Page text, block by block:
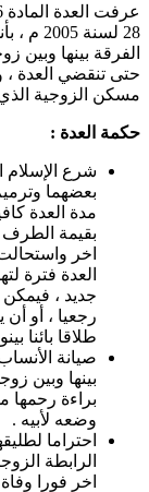
28
الفرقة بينها وبين
حتى تنقضي العدة
مسكن الزوجية
حكمة العدة :
شرع الإسلام
بعضهما
مدة العدة
بقيمة الطرف
اخر
العدة فترة
جديد ، فيمكن
رجعيا ، أو
طلاقا بائنا
صيانة
بينها وبين
براءة
وضعه لأبيه .
احتراما
الرابطة
اخر فورا